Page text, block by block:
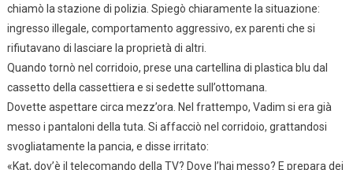
chiamò la stazione di polizia. Spiegò chiaramente la situazione:
ingresso illegale, comportamento aggressivo, ex parenti che si
rifiutavano di lasciare la proprietà di altri.
Quando tornò nel corridoio, prese una cartellina di plastica blu dal
cassetto della cassettiera e si sedette sull’ottomana.
Dovette aspettare circa mezz’ora. Nel frattempo, Vadim si era già
messo i pantaloni della tuta. Si affacciò nel corridoio, grattandosi
svogliatamente la pancia, e disse irritato:
«Kat, dov’è il telecomando della TV? Dove l’hai messo? E prepara dei